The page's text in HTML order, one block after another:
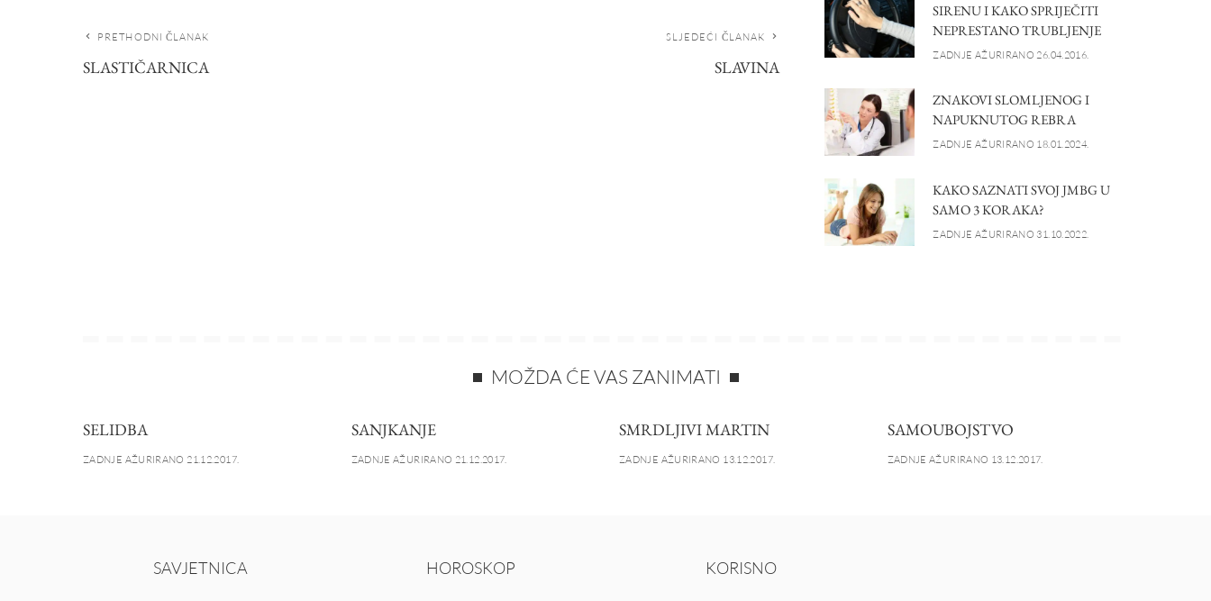
PRETHODNI ČLANAK
SLASTIČARNICA
SLJEDEĆI ČLANAK
SLAVINA
SIRENU I KAKO SPRIJEČITI
NEPRESTANO TRUBLJENJE
ZADNJE AŽURIRANO 26.04.2016.
ZNAKOVI SLOMLJENOG I
NAPUKNUTOG REBRA
ZADNJE AŽURIRANO 18.01.2024.
KAKO SAZNATI SVOJ JMBG U
SAMO 3 KORAKA?
ZADNJE AŽURIRANO 31.10.2022.
MOŽDA ĆE VAS ZANIMATI
SELIDBA
ZADNJE AŽURIRANO 21.12.2017.
SANJKANJE
ZADNJE AŽURIRANO 21.12.2017.
SMRDLJIVI MARTIN
ZADNJE AŽURIRANO 13.12.2017.
SAMOUBOJSTVO
ZADNJE AŽURIRANO 13.12.2017.
SAVJETNICA HOROSKOP KORISNO